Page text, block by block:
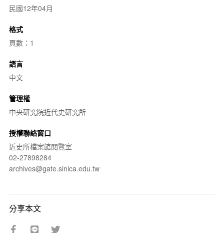
民國12年04月
格式
頁數：1
語言
中文
管理權
中央研究院近代史研究所
授權聯絡窗口
近史所檔案館閱覽室
02-27898284
archives@gate.sinica.edu.tw
分享本文